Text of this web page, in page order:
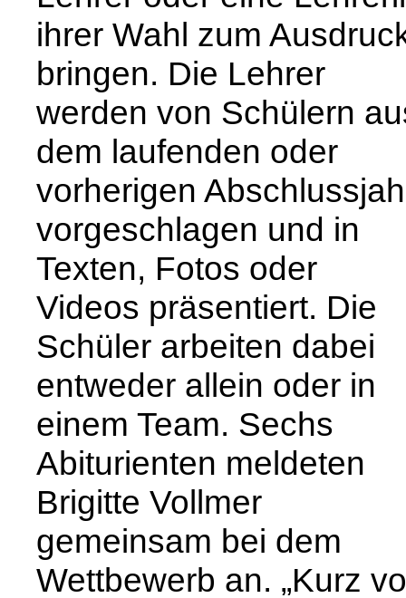
ihrer Wahl zum
bringen. Die Lehrer
werden von Schülern
dem laufenden oder
vorherigen
vorgeschlagen und in
Texten, Fotos oder
Videos präsentiert. Die
Schüler arbeiten dabei
entweder allein oder in
einem Team. Sechs
Abiturienten meldeten
Brigitte Vollmer
gemeinsam bei dem
Wettbewerb an. „Kurz